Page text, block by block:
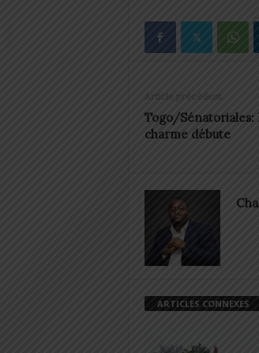
Article précédent
Togo/Sénatoriales:
charme débute
ARTICLES CONNEXES